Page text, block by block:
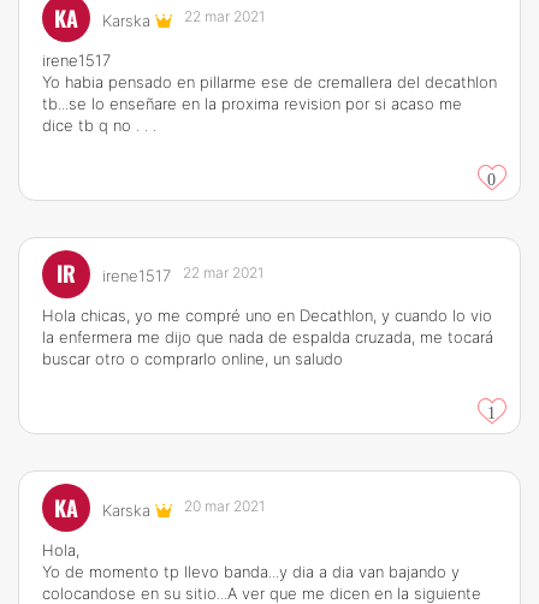
KA Karska 22 mar 2021
irene1517
Yo habia pensado en pillarme ese de cremallera del decathlon
tb...se lo enseñare en la proxima revision por si acaso me
dice tb q no . . .
0
IR irene1517 22 mar 2021
Hola chicas, yo me compré uno en Decathlon, y cuando lo vio
la enfermera me dijo que nada de espalda cruzada, me tocará
buscar otro o comprarlo online, un saludo
1
KA Karska 20 mar 2021
Hola,
Yo de momento tp llevo banda...y dia a dia van bajando y
colocandose en su sitio...A ver que me dicen en la siguiente